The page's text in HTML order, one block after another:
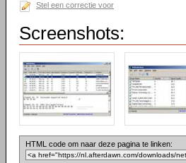
Stel een correctie voor
Screenshots:
HTML code om naar deze pagina te linken: